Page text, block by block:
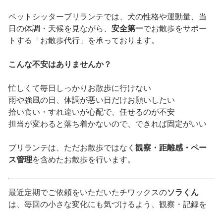
ペットシッターブリランテでは、犬の性格や運動量、当
日の体調・天候を見ながら、 安全第一でお散歩をサポー
トする「お散歩代行」を承っております。
こんな不安はありませんか？
忙しくて毎日しっかりお散歩に行けない
雨や強風の日、体調が悪い日だけお願いしたい
拾い食い・すれ違いが心配で、任せるのが不安
担当が変わると落ち着かないので、できれば固定がいい
ブリランテは、ただお散歩ではなく 観察・距離感・ペー
ス管理を含めたお散歩を行います。
最近定期でご依頼をいただいたチワックスのソラくん
は、毎回の小さな変化にも気づけるよう、観察・記録を